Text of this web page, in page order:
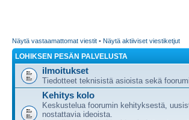
Näytä vastaamattomat viestit • Näytä aktiiviset viestiketjut
LOHIKSEN PESÄN PALVELUSTA
ilmoitukset
Tiedotteet teknisistä asioista sekä
Kehitys kolo
Keskustelua foorumin kehityksestä,
nostattavia ideoista.